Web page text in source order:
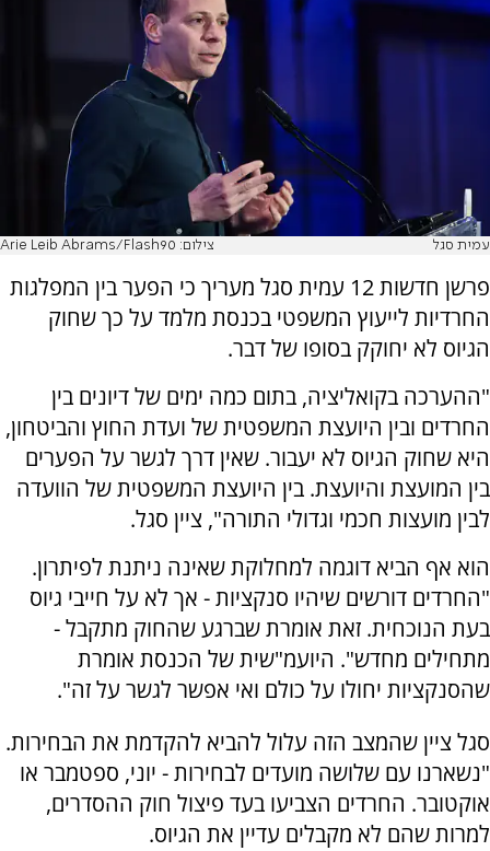
עמית סגל צילום: Arie Leib Abrams/Flash90
פרשן חדשות 12 עמית סגל מעריך כי הפער בין המפלגות
החרדיות לייעוץ המשפטי בכנסת מלמד על כך שחוק
הגיוס לא יחוקק בסופו של דבר.
"ההערכה בקואליציה, בתום כמה ימים של דיונים בין
החרדים ובין היועצת המשפטית של ועדת החוץ והביטחון,
היא שחוק הגיוס לא יעבור. שאין דרך לגשר על הפערים
בין המועצת והיועצת. בין היועצת המשפטית של הוועדה
לבין מועצות חכמי וגדולי התורה", ציין סגל.
הוא אף הביא דוגמה למחלוקת שאינה ניתנת לפיתרון.
"החרדים דורשים שיהיו סנקציות - אך לא על חייבי גיוס
בעת הנוכחית. זאת אומרת שברגע שהחוק מתקבל -
מתחילים מחדש". היועמ"שית של הכנסת אומרת
שהסנקציות יחולו על כולם ואי אפשר לגשר על זה".
סגל ציין שהמצב הזה עלול להביא להקדמת את הבחירות.
"נשארנו עם שלושה מועדים לבחירות - יוני, ספטמבר או
אוקטובר. החרדים הצביעו בעד פיצול חוק ההסדרים,
למרות שהם לא מקבלים עדיין את הגיוס.